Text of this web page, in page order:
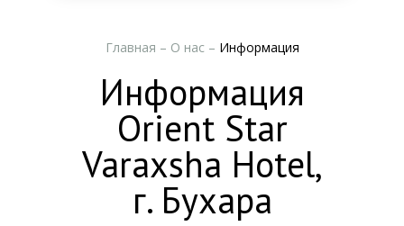
Главная – О нас – Информация
Информация
Orient Star
Varaxsha Hotel,
г. Бухара